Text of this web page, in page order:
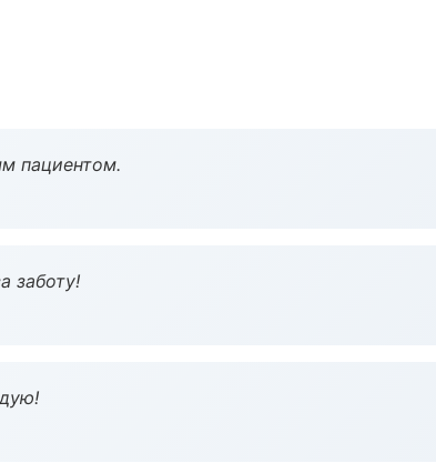
пациентом.
заботу!